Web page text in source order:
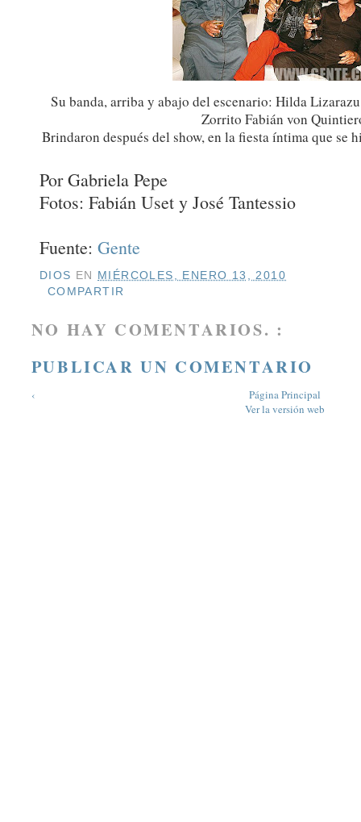
Su banda, arriba y abajo del escenario: Hilda
Zorrito Fabián von
Brindaron después del show, en la fiesta íntima que se
Por Gabriela Pepe
Fotos: Fabián Uset y José Tantessio
Fuente: Gente
DIOS EN MIÉRCOLES, ENERO 13, 2010
COMPARTIR
NO HAY COMENTARIOS. :
PUBLICAR UN COMENTARIO
‹
Página Principal
Ver la versión web